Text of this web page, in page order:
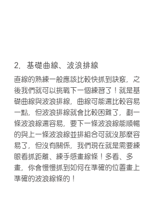
2．基礎曲線、波浪排線
直線的熟練一般應該比較快抓到訣竅，之
後我們就可以挑戰下一個練習了！就是基
礎曲線與波浪排線，曲線可能還比較容易
一點，但波浪排線就會比較困難了，劃一
條波浪線還容易，要下一條波浪線能順暢
的與上一條波浪線並排組合可就沒那麼容
易了，但沒有關係，我們現在就是需要練
眼看抓距離、練手感畫線條！多看、多
畫，你會慢慢抓到如何在準確的位置畫上
準確的波浪線條的！